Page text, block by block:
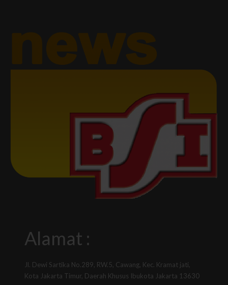
Alamat :
Jl. Dewi Sartika No.289, RW.5, Cawang, Kec. Kramat jati,
Kota Jakarta Timur, Daerah Khusus Ibukota Jakarta 13630